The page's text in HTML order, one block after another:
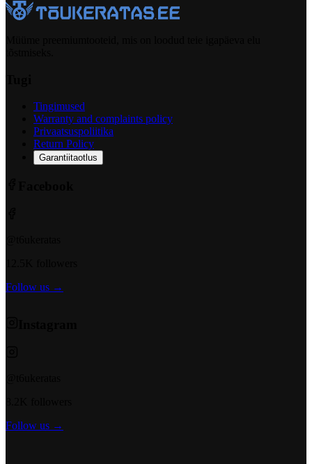
Tingimused
Warranty and complaints policy
Privaatsuspoliitika
Return Policy
Garantiitaotlus
Follow us →
Follow us →